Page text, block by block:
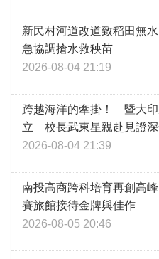
新民村河道改道致稻田無
急協調搶水救秧苗
2026-08-04 21:19
跨越海洋的牽掛！ 暨大
立 校長武東星親赴見證深
2026-08-04 21:39
南投高商跨科培育再創高
賽旅館接待金牌與佳作
2026-08-05 20:46